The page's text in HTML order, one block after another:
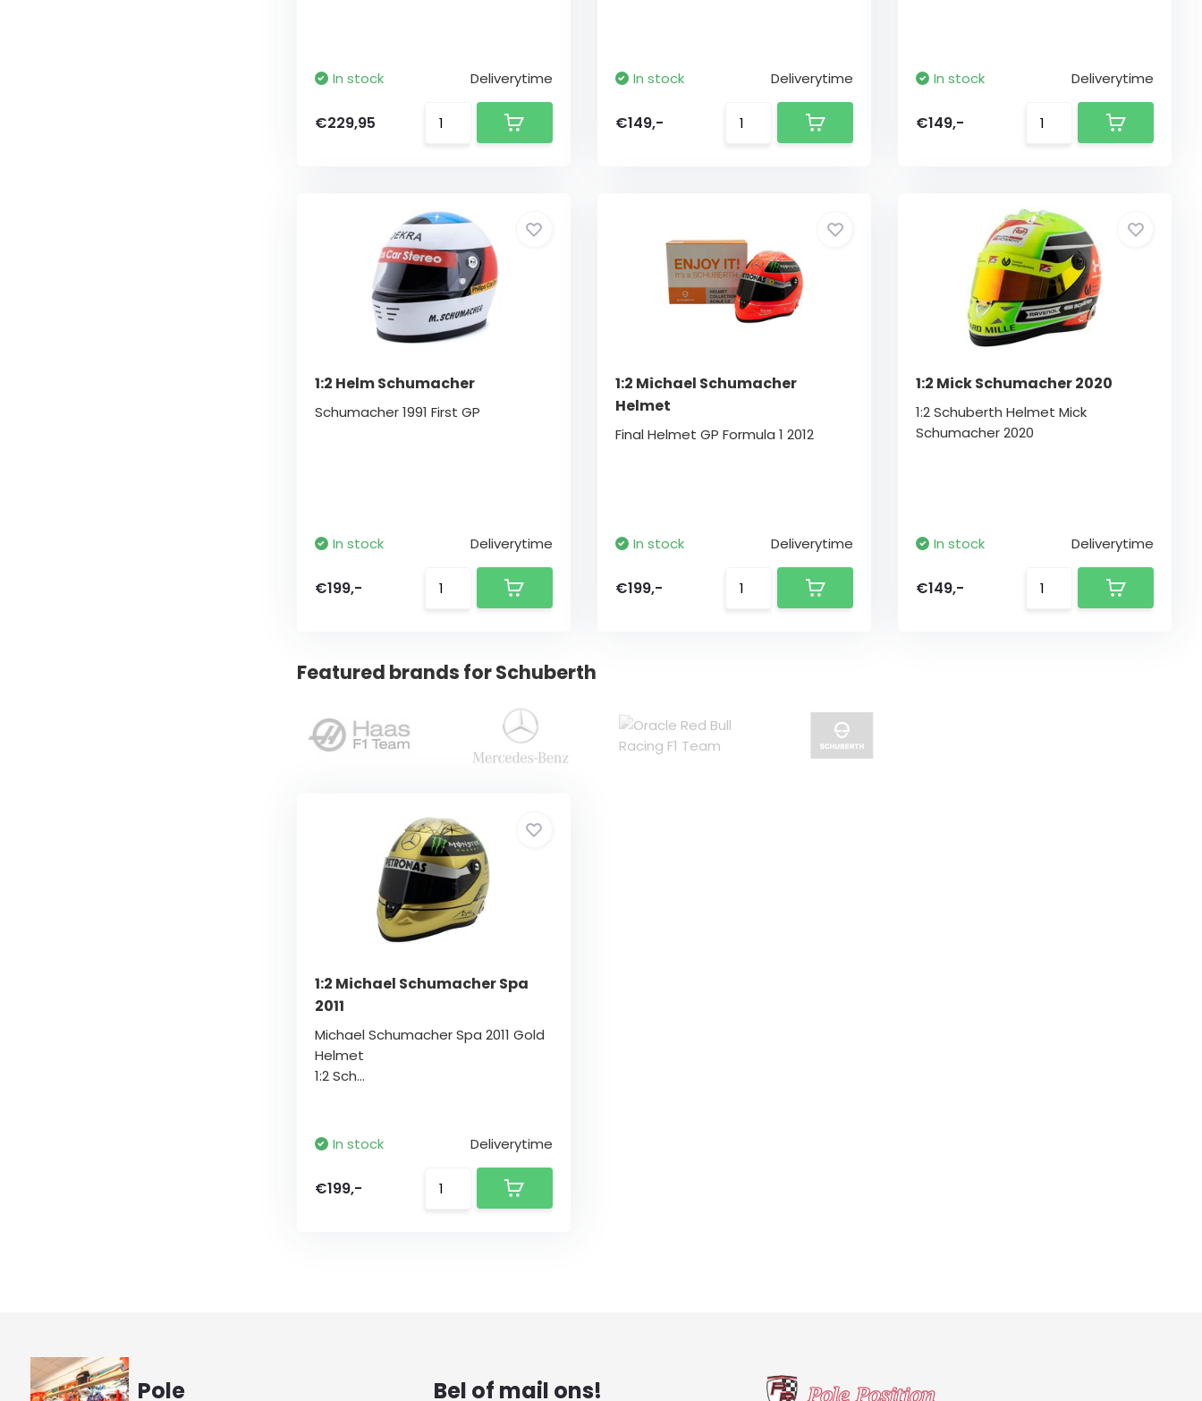
In stock Deliverytime
€229,95
In stock Deliverytime
€149,-
In stock Deliverytime
€149,-
1:2 Helm Schumacher
Schumacher 1991 First GP
In stock Deliverytime
€199,-
1:2 Michael Schumacher
Helmet
Final Helmet GP Formula 1 2012
In stock Deliverytime
€199,-
1:2 Mick Schumacher 2020
1:2 Schuberth Helmet Mick
Schumacher 2020
In stock Deliverytime
€149,-
Featured brands for Schuberth
1:2 Michael Schumacher Spa
2011
Michael Schumacher Spa 2011 Gold
Helmet
1:2 Sch...
In stock Deliverytime
€199,-
Pole Bel of mail ons!